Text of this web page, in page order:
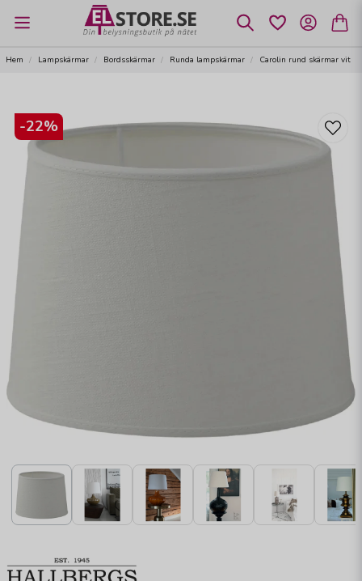
Hem Lampskärmar Bordsskärmar Runda lampskärmar Carolin rund skärmar vit
-22%